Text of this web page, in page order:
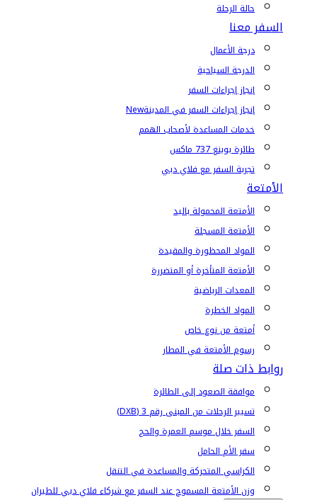
حالة الرحلة
السفر معنا
درجة الأعمال
الدرجة السياحية
إنجاز إجراءات السفر
إنجاز إجراءات السفر في المدينةNew
خدمات المساعدة لأصحاب الهمم
طائرة بوينغ 737 ماكس
تجربة السفر مع فلاي دبي
الأمتعة
الأمتعة المحمولة باليد
الأمتعة المسجلة
المواد المحظورة والمقيدة
الأمتعة المتأخرة أو المتضررة
المعدات الرياضية
المواد الخطرة
أمتعة من نوع خاص
رسوم الأمتعة في المطار
روابط ذات صلة
موافقة الصعود إلى الطائرة
تسيير الرحلات من المبنى رقم 3 (DXB)
السفر خلال موسم العمرة والحج
سفر الأم الحامل
الكراسي المتحركة والمساعدة في التنقل
وزن الأمتعة المسموح عند السفر مع شركاء فلاي دبي للطيران